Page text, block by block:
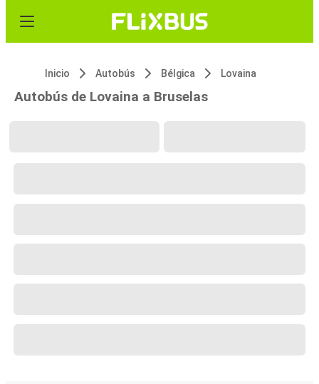
Inicio Autobús Bélgica Lovaina
Autobús de Lovaina a Bruselas